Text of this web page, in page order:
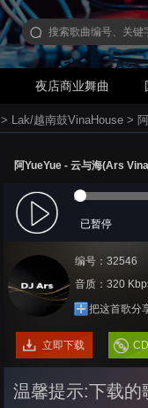
夜店商业舞曲
> Lak/越南鼓VinaHouse >
阿YueYue - 云与海(Ars
已暂停
编号：32546
音质：320
把这首歌分
立即下载
温馨提示:下载的